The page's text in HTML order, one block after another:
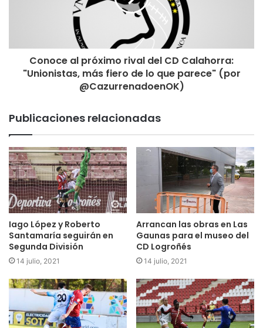
Conoce al próximo rival del CD Calahorra:
"Unionistas, más fiero de lo que parece" (por
@CazurrenadoenOK)
Publicaciones relacionadas
Iago López y Roberto
Santamaría seguirán en
Segunda División
14 julio, 2021
Arrancan las obras en Las
Gaunas para el museo del
CD Logroñés
14 julio, 2021